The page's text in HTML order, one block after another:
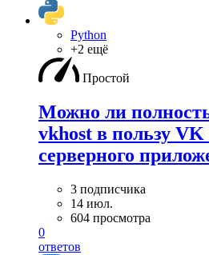
Python
+2 ещё
Простой
Можно ли
vkhost в пользу
серверного
3 подписчика
14 июл.
604 просмотра
0
ответов